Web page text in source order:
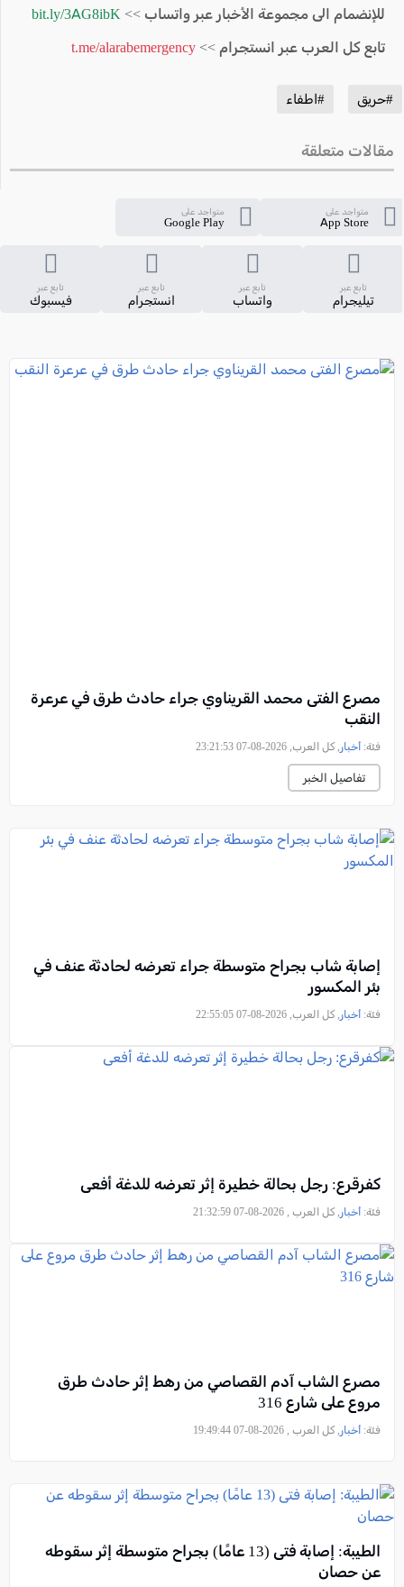
للإنضمام الى مجموعة الأخبار عبر واتساب >> bit.ly/3AG8ibK
تابع كل العرب عبر انستجرام >> t.me/alarabemergency
#حريق #اطفاء
مقالات متعلقة
متواجد على
App Store
متواجد على
Google Play
تابع عبر
تيليجرام
تابع عبر
واتساب
تابع عبر
انستجرام
تابع عبر
فيسبوك
مصرع الفتى محمد القريناوي جراء حادث طرق في عرعرة
النقب
فئة: أخبار , كل العرب, 2026-08-07 23:21:53
تفاصيل الخبر
إصابة شاب بجراح متوسطة جراء تعرضه لحادثة عنف في
بئر المكسور
فئة: أخبار , كل العرب, 2026-08-07 22:55:05
كفرقرع: رجل بحالة خطيرة إثر تعرضه للدغة أفعى
فئة: أخبار , كل العرب , 2026-08-07 21:32:59
مصرع الشاب آدم القصاصي من رهط إثر حادث طرق
مروع على شارع 316
فئة: أخبار , كل العرب , 2026-08-07 19:49:44
الطيبة: إصابة فتى (13 عامًا) بجراح متوسطة إثر سقوطه
عن حصان